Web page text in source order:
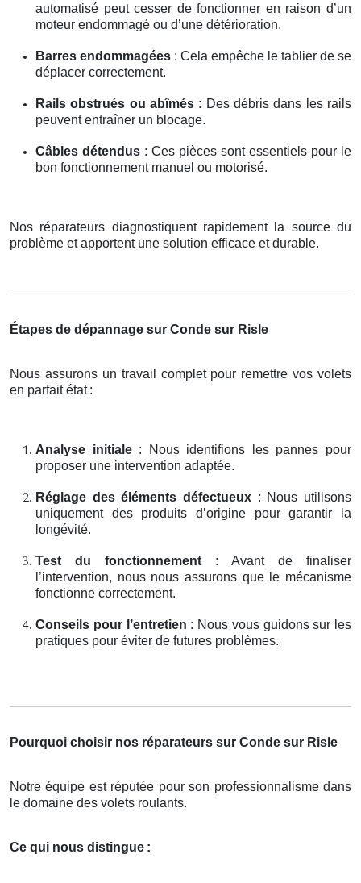
automatisé peut cesser de fonctionner en raison d’un
moteur endommagé ou d’une détérioration.
Barres endommagées : Cela empêche le tablier de se
déplacer correctement.
Rails obstrués ou abîmés : Des débris dans les rails
peuvent entraîner un blocage.
Câbles détendus : Ces pièces sont essentiels pour le
bon fonctionnement manuel ou motorisé.
Nos réparateurs diagnostiquent rapidement la source du
problème et apportent une solution efficace et durable.
Étapes de dépannage sur Conde sur Risle
Nous assurons un travail complet pour remettre vos volets
en parfait état :
Analyse initiale: Nous identifions les pannes pour
proposer une intervention adaptée.
Réglage des éléments défectueux : Nous utilisons
uniquement des produits d’origine pour garantir la
longévité.
Test du fonctionnement : Avant de finaliser
l’intervention, nous nous assurons que le mécanisme
fonctionne correctement.
Conseils pour l’entretien : Nous vous guidons sur les
pratiques pour éviter de futures problèmes.
Pourquoi choisir nos réparateurs sur Conde sur Risle
Notre équipe est réputée pour son professionnalisme dans
le domaine des volets roulants.
Ce qui nous distingue :